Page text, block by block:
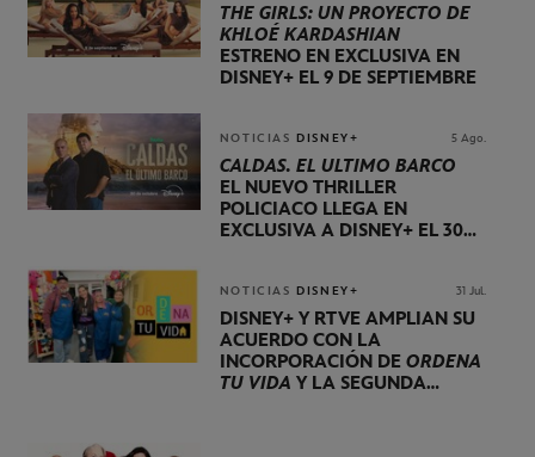
THE GIRLS: UN PROYECTO DE
KHLOÉ KARDASHIAN
ESTRENO EN EXCLUSIVA EN
DISNEY+ EL 9 DE SEPTIEMBRE
NOTICIAS DISNEY+ 5 Ago.
CALDAS. EL ÚLTIMO BARCO
EL NUEVO THRILLER
POLICIACO LLEGA EN
EXCLUSIVA A DISNEY+ EL 30
NOTICIAS DISNEY+ 31 Jul.
DISNEY+ Y RTVE AMPLÍAN SU
ACUERDO CON LA
INCORPORACIÓN DE ORDENA
TU VIDA Y LA SEGUNDA